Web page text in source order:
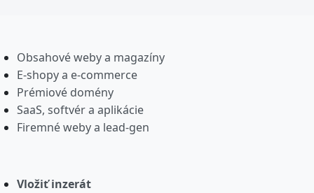
Obsahové weby a magazíny
E-shopy a e-commerce
Prémiové domény
SaaS, softvér a aplikácie
Firemné weby a lead-gen
Vložiť inzerát